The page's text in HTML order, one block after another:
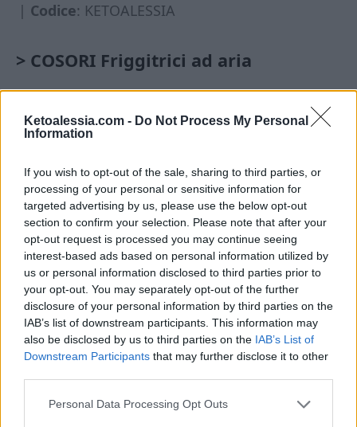
Ketoalessia.com - Do Not Process My Personal
Information
If you wish to opt-out of the sale, sharing to third parties, or
processing of your personal or sensitive information for
targeted advertising by us, please use the below opt-out
section to confirm your selection. Please note that after your
opt-out request is processed you may continue seeing
interest-based ads based on personal information utilized by
us or personal information disclosed to third parties prior to
your opt-out. You may separately opt-out of the further
disclosure of your personal information by third parties on the
IAB’s list of downstream participants. This information may
also be disclosed by us to third parties on the IAB’s List of
Downstream Participants that may further disclose it to other
Personal Data Processing Opt Outs
| Codice: KETOALESSIA
> COSORI Friggitrici ad aria
Sito Web : COSORI |Sconto : 20% |Codice :
PALERMOCOSORI20
Non perdere queste fantastiche opportunità
di risparmio!Condividi queste offerte con amici
e familiari che seguono uno stile di vita keto e
low carb. Buon shopping!
Questo articolocontiene link di
Amazon, guadagno una piccola